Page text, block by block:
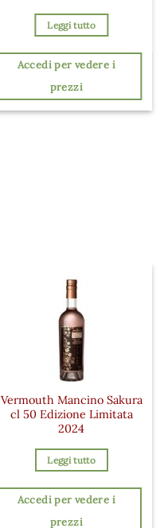
Leggi tutto
Accedi per vedere i
prezzi
Vermouth Mancino Sakura
cl 50 Edizione Limitata
2024
Leggi tutto
Accedi per vedere i
prezzi